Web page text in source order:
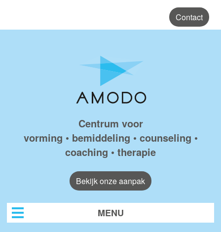
Contact
Centrum voor
vorming • bemiddeling • counseling •
coaching • therapie
Bekijk onze aanpak
MENU